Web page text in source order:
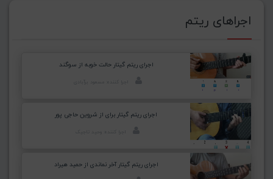
اجراهای ریتم
اجرای ریتم گیتار حالت خوبه از سوگند
اجرای ریتم گیتار برای از شروین حاجی پور
اجرای ریتم گیتار آخر نماندی از حمید هیراد